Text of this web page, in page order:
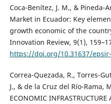
Coca-Benítez, J. M., & Pineda-
Market in Ecuador: Key
growth economic of the
Innovation Review, 9(1),
https://doi.org/10.31637/
Correa-Quezada, R., Torres-
J., & de la Cruz del Río-Rama,
ECONOMIC